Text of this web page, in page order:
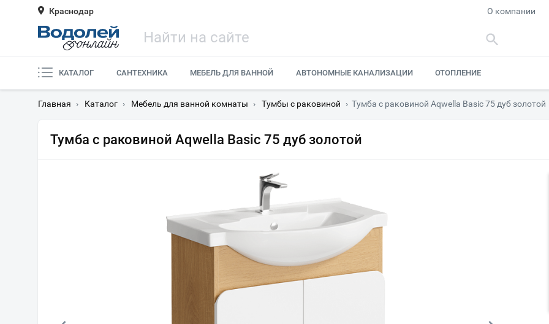
Краснодар О компании
КАТАЛОГ САНТЕХНИКА МЕБЕЛЬ ДЛЯ ВАННОЙ АВТОНОМНЫЕ КАНАЛИЗАЦИИ ОТОПЛЕНИЕ
Главная › Каталог › Мебель для ванной комнаты › Тумбы с раковиной › Тумба с раковиной Aqwella Basic 75 дуб золотой
Тумба с раковиной Aqwella Basic 75 дуб золотой